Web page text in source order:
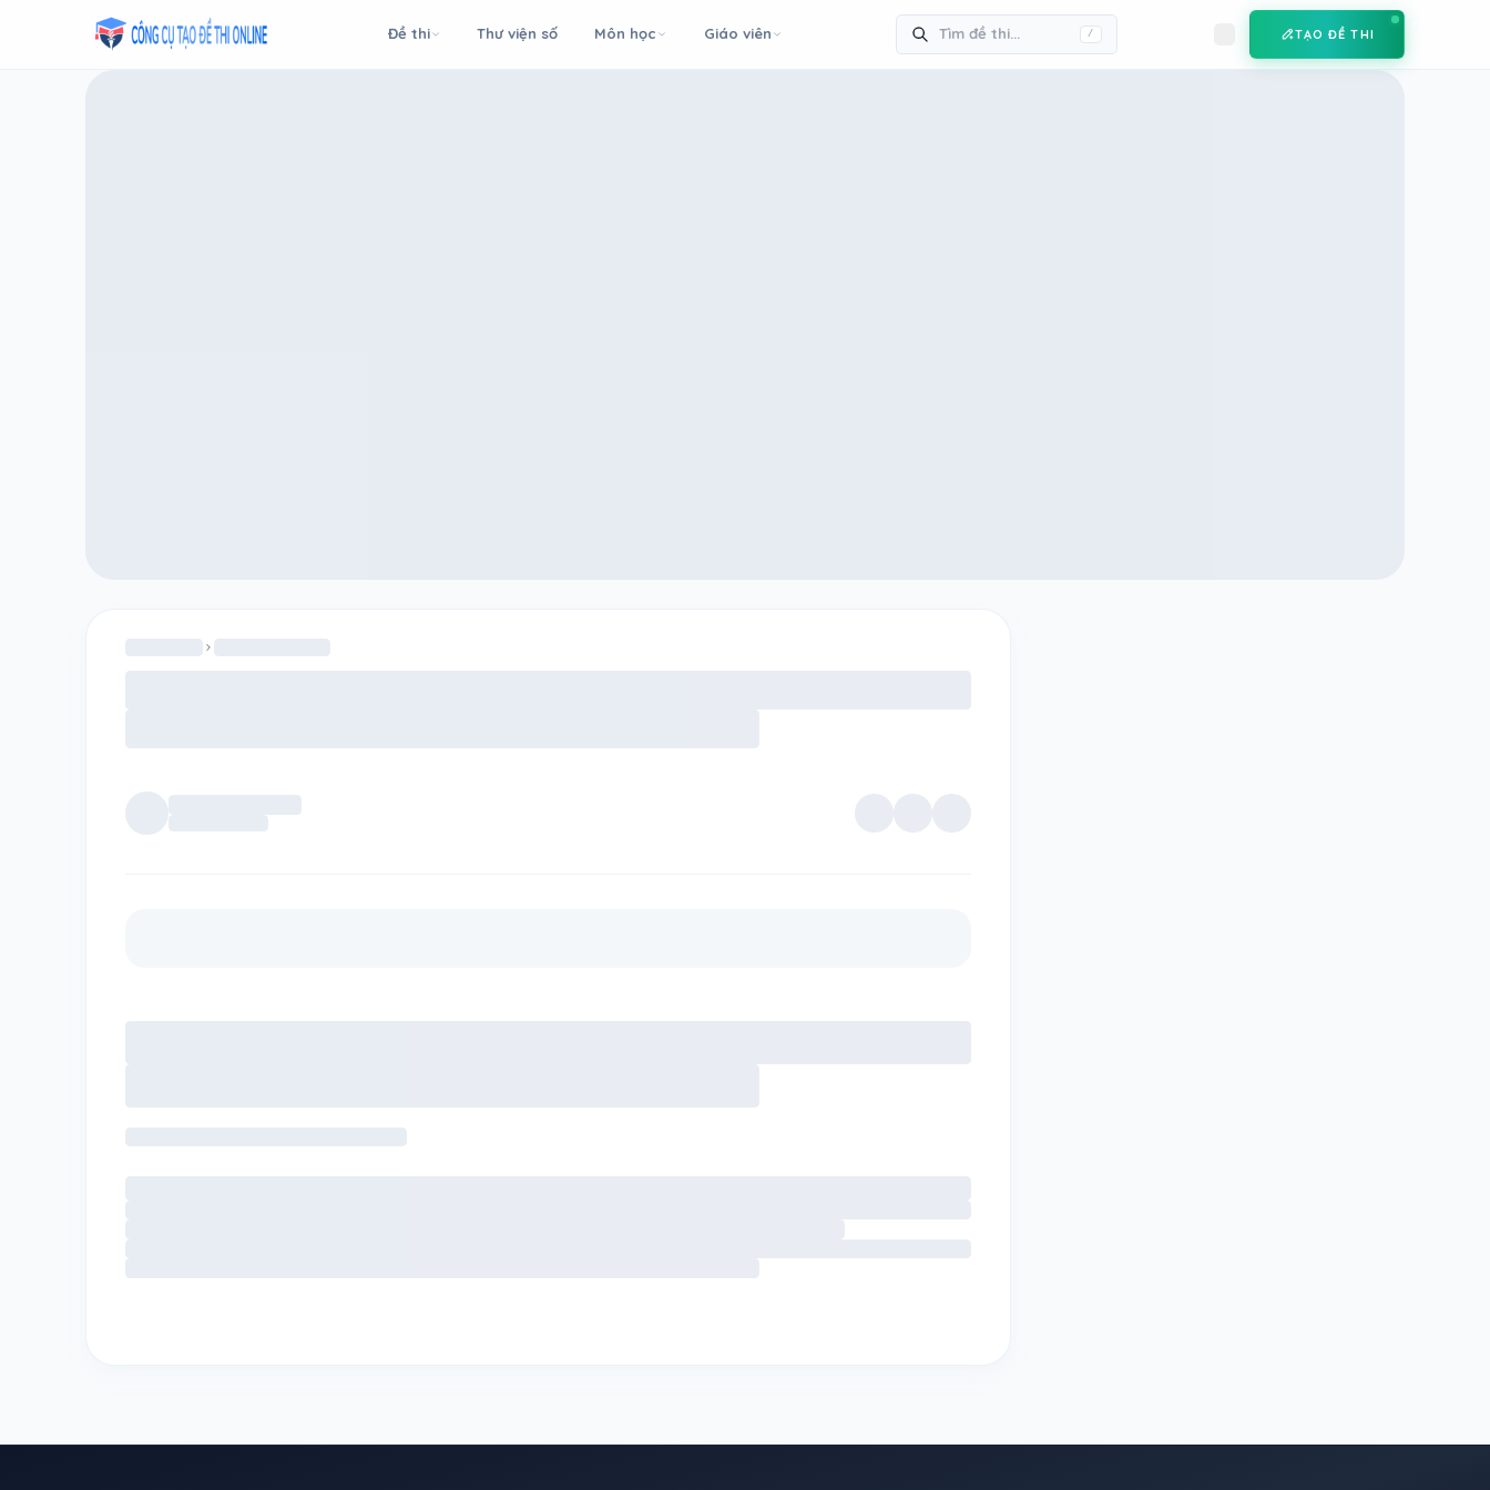
Đề thi Thư viện số Môn học Giáo viên / TẠO ĐỀ THI
Taodethi.xyz - Tạo đề thi Online miễn phí